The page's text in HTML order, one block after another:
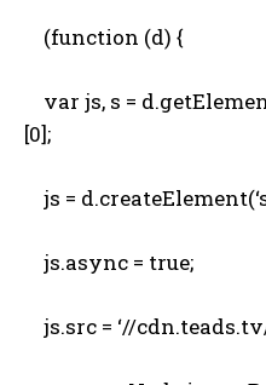
(function (d) {
var js, s =
[0];
js =
js.async = true;
js.src = ‘//